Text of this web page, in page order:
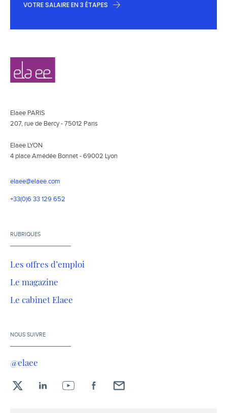
VOTRE SALAIRE EN 3 ÉTAPES
Navigation
secondaire
Elaee
Elaee PARIS
207, rue de Bercy - 75012 Paris
Elaee LYON
4 place Amédée Bonnet - 69002 Lyon
elaee@elaee.com
+33(0)6 33 129 652
RUBRIQUES
Les offres d’emploi
Le magazine
Le cabinet Elaee
NOUS SUIVRE
@elaee